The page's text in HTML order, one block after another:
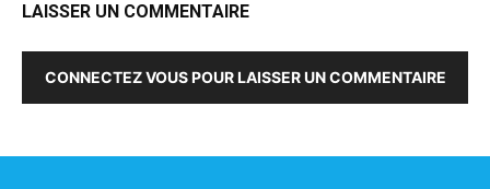
LAISSER UN COMMENTAIRE
CONNECTEZ VOUS POUR LAISSER UN COMMENTAIRE